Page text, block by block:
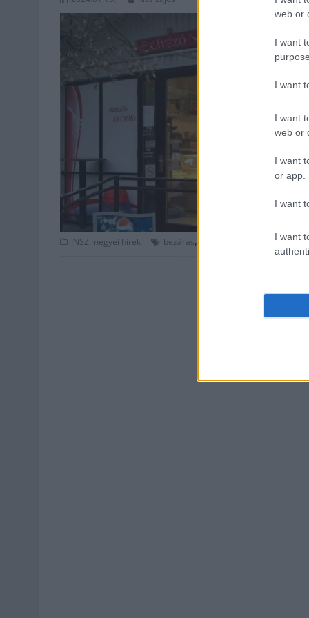
web or
I want
I want
I want
web or
I want
or app.
I want
I want
JNSZ megyei hírek bezárás, egészségügy ,